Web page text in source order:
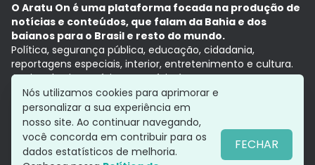
O Aratu On é uma plataforma focada na produção de
notícias e conteúdos, que falam da Bahia e dos
baianos para o Brasil e resto do mundo.
Política, segurança pública, educação, cidadania,
reportagens especiais, interior, entretenimento e cultura.
Aqui, tudo vira notícia e a notícia é no tempo presente,
com a credibilidade do Grupo Aratu.
Grupo Aratu
Política de privacidade
Siga-nos
Nós utilizamos cookies para aprimorar e
personalizar a sua experiência em
nosso site. Ao continuar navegando,
você concorda em contribuir para os
dados estatísticos de melhoria.
FECHAR